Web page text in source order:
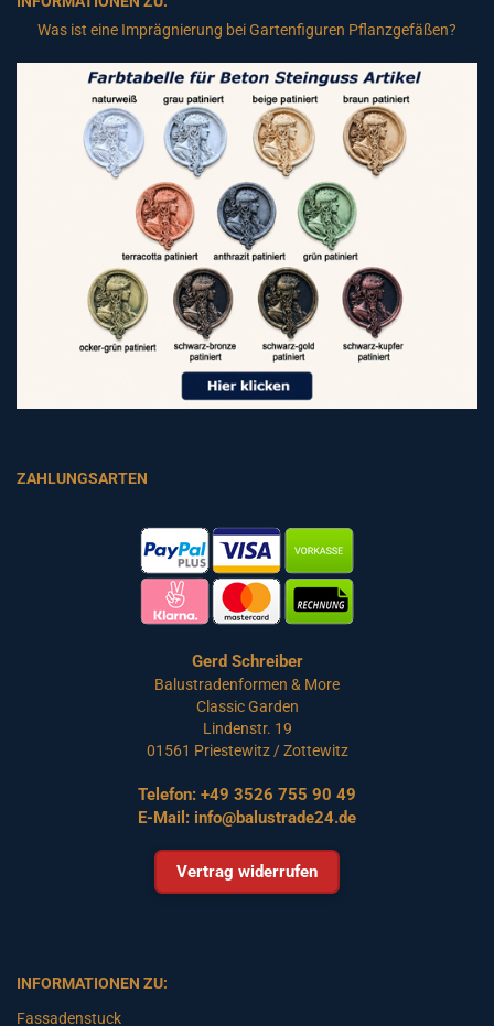
Was ist eine Imprägnierung bei Gartenfiguren Pflanzgefäßen?
ZAHLUNGSARTEN
Gerd Schreiber
Balustradenformen & More
Classic Garden
Lindenstr. 19
01561 Priestewitz / Zottewitz
Telefon: +49 3526 755 90 49
E-Mail: info@balustrade24.de
Vertrag widerrufen
INFORMATIONEN ZU:
Fassadenstuck